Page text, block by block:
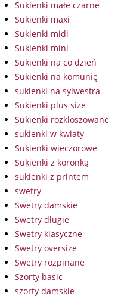
Sukienki małe czarne
Sukienki maxi
Sukienki midi
Sukienki mini
Sukienki na co dzień
Sukienki na komunię
sukienki na sylwestra
Sukienki plus size
Sukienki rozkloszowane
sukienki w kwiaty
Sukienki wieczorowe
Sukienki z koronką
sukienki z printem
swetry
Swetry damskie
Swetry długie
Swetry klasyczne
Swetry oversize
Swetry rozpinane
Szorty basic
szorty damskie